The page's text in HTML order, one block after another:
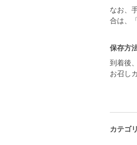
なお、
合は、
保存方
到着後
お召し
カテゴリ